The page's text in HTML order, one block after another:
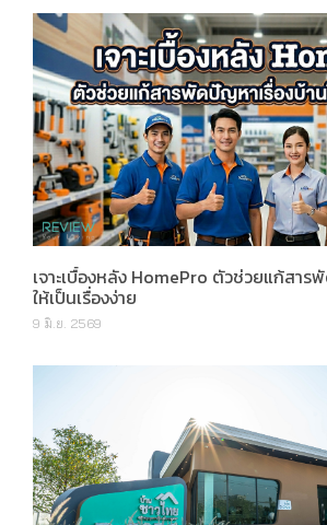
เจาะเบื้องหลัง HomePro ตัวช่วยแก้สาร
ให้เป็นเรื่องง่าย
9 มิ.ย. 2569